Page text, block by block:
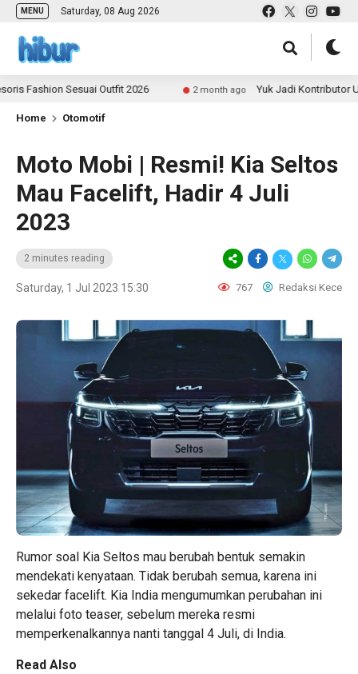
MENU Saturday, 08 Aug 2026
Sesuai Outfit 2026 2 month ago Yuk Jadi Kontributor
Home Otomotif
Moto Mobi | Resmi! Kia Seltos
Mau Facelift, Hadir 4 Juli
2023
2 minutes reading
Saturday, 1 Jul 2023 15:30 767 Redaksi Kece
Rumor soal Kia Seltos mau berubah bentuk semakin
mendekati kenyataan. Tidak berubah semua, karena ini
sekedar facelift. Kia India mengumumkan perubahan ini
melalui foto teaser, sebelum mereka resmi
memperkenalkannya nanti tanggal 4 Juli, di India.
Read Also